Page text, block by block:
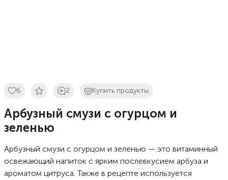
6 2 Купить продукты
Арбузный смузи с огурцом и
зеленью
Арбузный смузи с огурцом и зеленью — это витаминный
освежающий напиток с ярким послевкусием арбуза и
ароматом цитруса. Также в рецепте используется